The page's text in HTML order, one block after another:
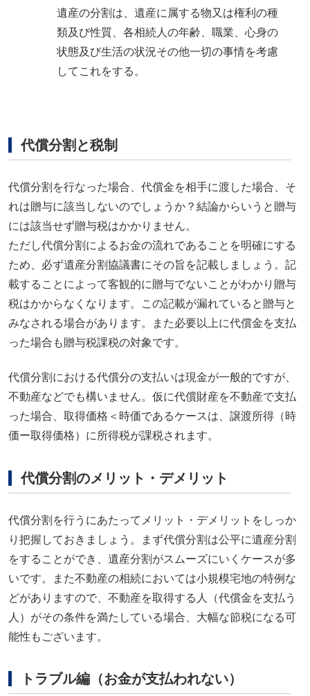
遺産の分割は、遺産に属する物又は権利の種
類及び性質、各相続人の年齢、職業、心身の
状態及び生活の状況その他一切の事情を考慮
してこれをする。
代償分割と税制
代償分割を行なった場合、代償金を相手に渡した場合、そ
れは贈与に該当しないのでしょうか？結論からいうと贈与
には該当せず贈与税はかかりません。
ただし代償分割によるお金の流れであることを明確にする
ため、必ず遺産分割協議書にその旨を記載しましょう。記
載することによって客観的に贈与でないことがわかり贈与
税はかからなくなります。この記載が漏れていると贈与と
みなされる場合があります。また必要以上に代償金を支払
った場合も贈与税課税の対象です。
代償分割における代償分の支払いは現金が一般的ですが、
不動産などでも構いません。仮に代償財産を不動産で支払
った場合、取得価格＜時価であるケースは、譲渡所得（時
価ー取得価格）に所得税が課税されます。
代償分割のメリット・デメリット
代償分割を行うにあたってメリット・デメリットをしっか
り把握しておきましょう。まず代償分割は公平に遺産分割
をすることができ、遺産分割がスムーズにいくケースが多
いです。また不動産の相続においては小規模宅地の特例な
どがありますので、不動産を取得する人（代償金を支払う
人）がその条件を満たしている場合、大幅な節税になる可
能性もございます。
トラブル編（お金が支払われない）